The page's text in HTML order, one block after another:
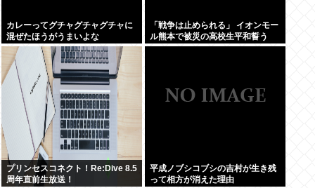
カレーってグチャグチャグチャに
混ぜたほうがうまいよな
「戦争は止められる」 イオンモー
ル熊本で被災の高校生平和誓う
プリンセスコネクト！Re:Dive 8.5
周年直前生放送！
平成ノブシコブシの吉村が生き残
って相方が消えた理由